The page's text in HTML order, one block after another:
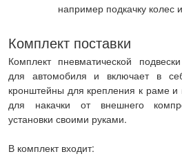
например подкачку колес
Комплект поставки
Комплект пневматической
для автомобиля и включает в
кронштейны для крепления к раме и
для накачки от внешнего
установки своими руками.
В комплект входит: